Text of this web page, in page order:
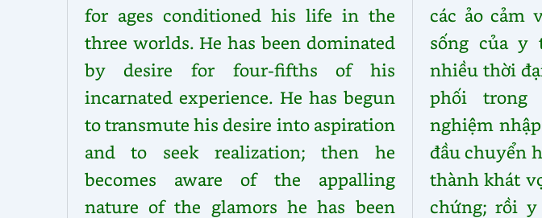
for ages conditioned his life in the
three worlds. He has been dominated
by desire for four-fifths of his
incarnated experience. He has begun
to transmute his desire into aspiration
and to seek realization; then he
becomes aware of the appalling
nature of the glamors he has been
các ảo cảm
sống của y
nhiều thời
phối trong
nghiệm
đầu chuyển
thành khát
chứng; rồi